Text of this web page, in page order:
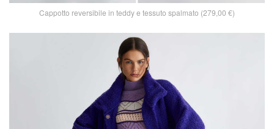
Cappotto reversibile in teddy e tessuto spalmato (279,00 €)